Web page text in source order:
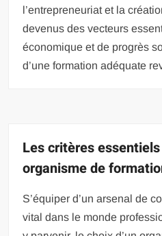
l’entrepreneuriat et la
devenus des vecteurs
économique et de progrès
d’une formation adéquate
Les critères
organisme de
S’équiper d’un arsenal de
vital dans le monde